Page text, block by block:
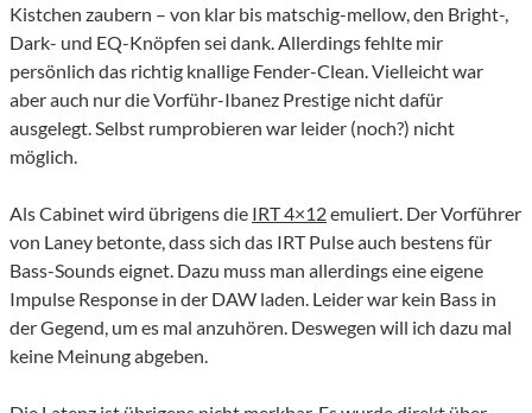
Kistchen zaubern – von klar bis matschig-mellow, den Bright-,
Dark- und EQ-Knöpfen sei dank. Allerdings fehlte mir
persönlich das richtig knallige Fender-Clean. Vielleicht war
aber auch nur die Vorführ-Ibanez Prestige nicht dafür
ausgelegt. Selbst rumprobieren war leider (noch?) nicht
möglich.
Als Cabinet wird übrigens die IRT 4×12emuliert. Der Vorführer
von Laney betonte, dass sich das IRT Pulse auch bestens für
Bass-Sounds eignet. Dazu muss man allerdings eine eigene
Impulse Response in der DAW laden. Leider war kein Bass in
der Gegend, um es mal anzuhören. Deswegen will ich dazu mal
keine Meinung abgeben.